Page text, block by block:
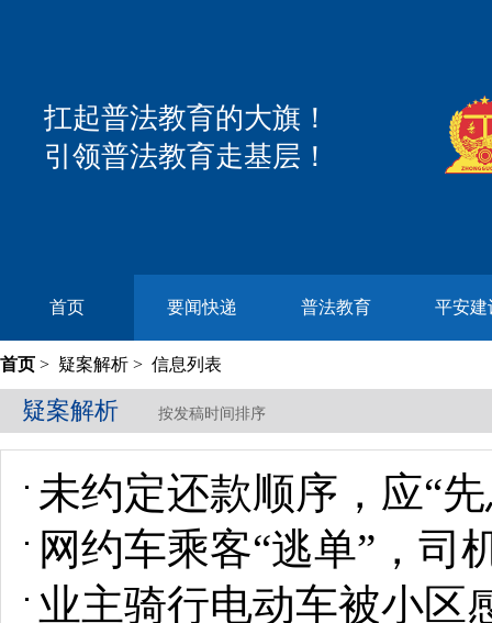
扛起普法教育的大旗！
引领普法教育走基层！
首页 要闻快递 普法教育 平安建
首页 > 疑案解析 > 信息列表
疑案解析 按发稿时间排序
未约定还款顺序，应“
网约车乘客“逃单”，司
业主骑行电动车被小区